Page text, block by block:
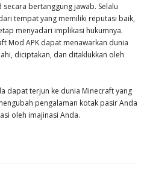
bertanggung jawab. Selalu
tempat yang memiliki reputasi baik,
menyadari implikasi hukumnya.
Mod APK dapat menawarkan dunia
diciptakan, dan ditaklukkan oleh
dapat terjun ke dunia Minecraft yang
pengalaman kotak pasir Anda
oleh imajinasi Anda.